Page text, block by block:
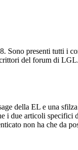
presenti tutti i
del forum di
della EL e una
i due articoli specifici
non ha che da